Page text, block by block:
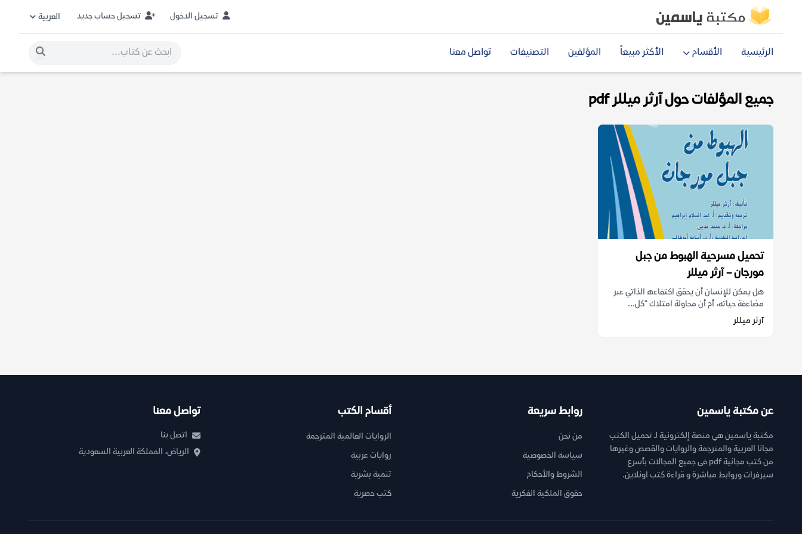
تسجيل الدخول تسجيل حساب جديد
الرئيسية الأقسام الأكثر مبيعاً المؤلفين التصنيفات تواصل معنا
جميع المؤلفات حول آرثر ميللر pdf
تحميل مسرحية الهبوط من جبل
مورجان – آرثر ميللر
هل يمكن للإنسان أن يحقق اكتفاءه الذاتي عبر
مضاعفة حياته، أم أن محاولة امتلاك "كل...
آرثر ميللر
عن مكتبة ياسمين
مكتبة ياسمين هي منصة إلكترونية لـ تحميل الكتب
مجانا العربية والمترجمة والروايات والقصص وغيرها
من كتب مجانية pdf فى جميع المجالات بأسرع
سيرفرات وروابط مباشرة و قراءة كتب اونلاين.
روابط سريعة
من نحن
سياسة الخصوصية
الشروط والأحكام
حقوق الملكية الفكرية
أقسام الكتب
الروايات العالمية المترجمة
روايات عربية
تنمية بشرية
كتب حصرية
تواصل معنا
اتصل بنا
الرياض، المملكة العربية السعودية